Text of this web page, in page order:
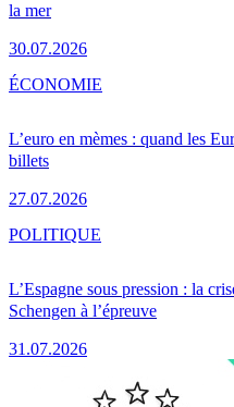
la mer
30.07.2026
L’euro en mèmes : quand les
billets
27.07.2026
ÉCONOMIE
L’Espagne sous pression : la
Schengen à l’épreuve
31.07.2026
POLITIQUE